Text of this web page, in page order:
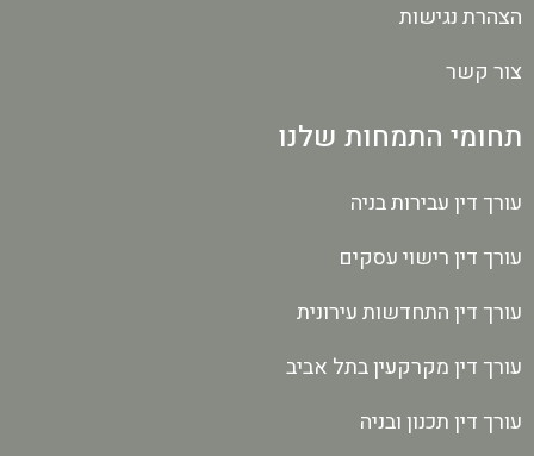
הצהרת נגישות
צור קשר
תחומי התמחות שלנו
עורך דין עבירות בניה
עורך דין רישוי עסקים
עורך דין התחדשות עירונית
עורך דין מקרקעין בתל אביב
עורך דין תכנון ובניה